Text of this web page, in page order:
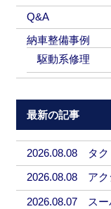
Q&A
納車整備事例
駆動系修理
最新の記事
2026.08.08 タ
2026.08.08 ア
2026.08.07 ス